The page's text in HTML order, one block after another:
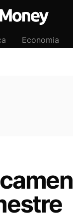
Economia